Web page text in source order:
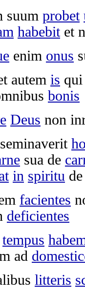
suum probet
habebitet
enim onus
autem is
bonis
Deus non
seminaverit
sua de
in spiritu
facientes
deficientes
tempus
ad
litteris